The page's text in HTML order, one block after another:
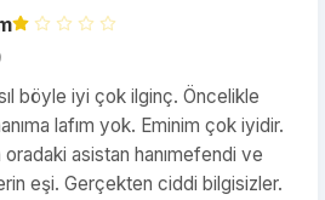
böyle iyi çok ilginç. Öncelikle
lafım yok. Eminim çok iyidir.
oradaki asistan hanımefendi ve
eşi. Gerçekten ciddi bilgisizler.